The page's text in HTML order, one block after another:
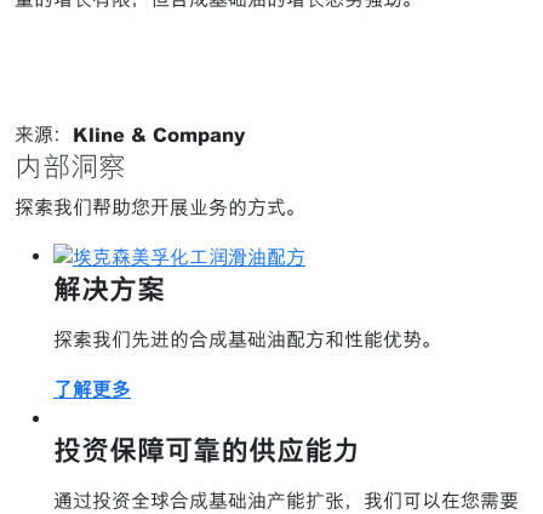
来源： Kline & Company
内部洞察
探索我们帮助您开展业务的方式。
解决方案
探索我们先进的合成基础油配方和性能优势。
了解更多
投资保障可靠的供应能力
通过投资全球合成基础油产能扩张，我们可以在您需要